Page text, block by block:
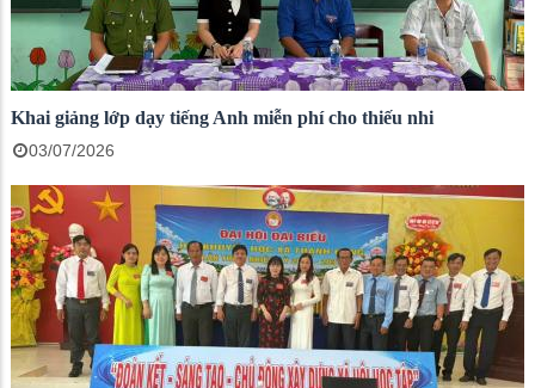
Khai giảng lớp dạy tiếng Anh miễn phí cho thiếu nhi
03/07/2026